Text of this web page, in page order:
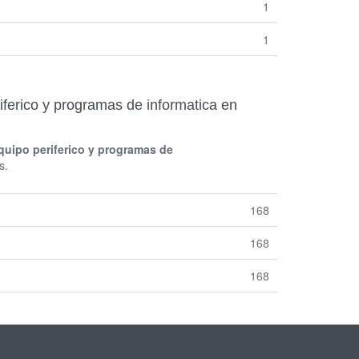
1
1
y programas de informatica en
periferico y programas de
168
168
168